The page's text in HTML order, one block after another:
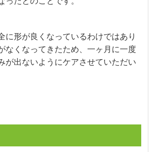
に形が良くなっているわけではあり
なくなってきたため、一ヶ月に一度
が出ないようにケアさせていただい